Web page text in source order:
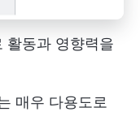
활동과 영향력을
매우 다용도로